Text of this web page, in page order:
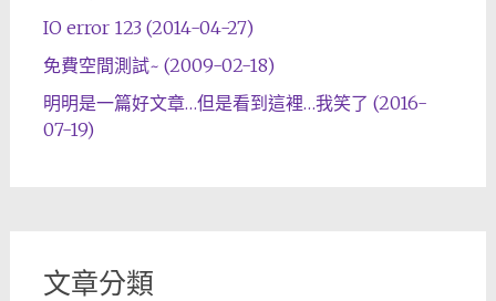
IO error 123 (2014-04-27)
免費空間測試~ (2009-02-18)
明明是一篇好文章…但是看到這裡…我笑了 (2016-
07-19)
文章分類